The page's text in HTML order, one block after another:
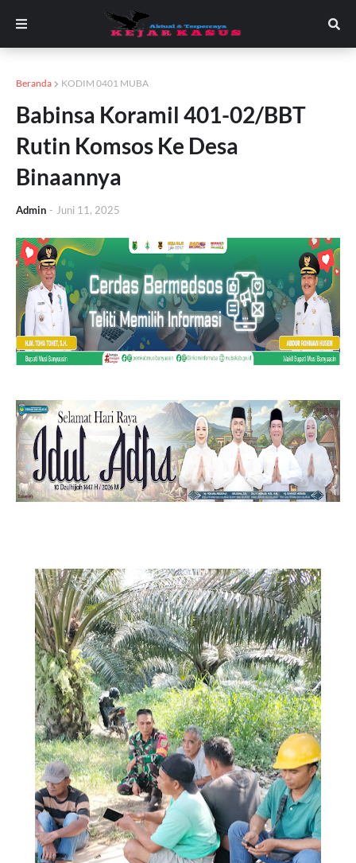
Beranda KODIM 0401 MUBA
Babinsa Koramil 401-02/BBT
Rutin Komsos Ke Desa
Binaannya
Admin - Juni 11, 2025